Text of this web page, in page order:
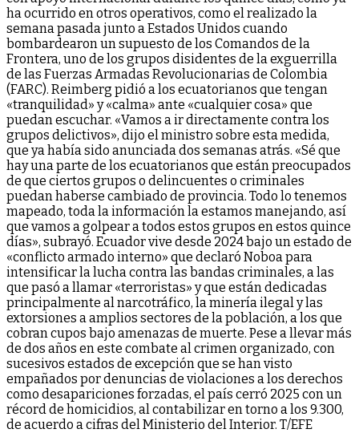
ha ocurrido en otros operativos, como el realizado la
semana pasada junto a Estados Unidos cuando
bombardearon un supuesto de los Comandos de la
Frontera, uno de los grupos disidentes de la exguerrilla
de las Fuerzas Armadas Revolucionarias de Colombia
(FARC). Reimberg pidió a los ecuatorianos que tengan
«tranquilidad» y «calma» ante «cualquier cosa» que
puedan escuchar. «Vamos a ir directamente contra los
grupos delictivos», dijo el ministro sobre esta medida,
que ya había sido anunciada dos semanas atrás. «Sé que
hay una parte de los ecuatorianos que están preocupados
de que ciertos grupos o delincuentes o criminales
puedan haberse cambiado de provincia. Todo lo tenemos
mapeado, toda la información la estamos manejando, así
que vamos a golpear a todos estos grupos en estos quince
días», subrayó. Ecuador vive desde 2024 bajo un estado de
«conflicto armado interno» que declaró Noboa para
intensificar la lucha contra las bandas criminales, a las
que pasó a llamar «terroristas» y que están dedicadas
principalmente al narcotráfico, la minería ilegal y las
extorsiones a amplios sectores de la población, a los que
cobran cupos bajo amenazas de muerte. Pese a llevar más
de dos años en este combate al crimen organizado, con
sucesivos estados de excepción que se han visto
empañados por denuncias de violaciones a los derechos
como desapariciones forzadas, el país cerró 2025 con un
récord de homicidios, al contabilizar en torno a los 9.300,
de acuerdo a cifras del Ministerio del Interior. T/EFE